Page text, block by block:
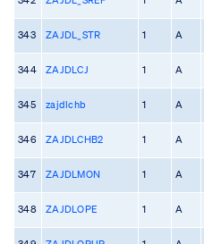
343 ZAJDL_STR 1 A
344 ZAJDLCJ 1 A
345 zajdlchb 1 A
346 ZAJDLCHB2 1 A
347 ZAJDLMON 1 A
348 ZAJDLOPE 1 A